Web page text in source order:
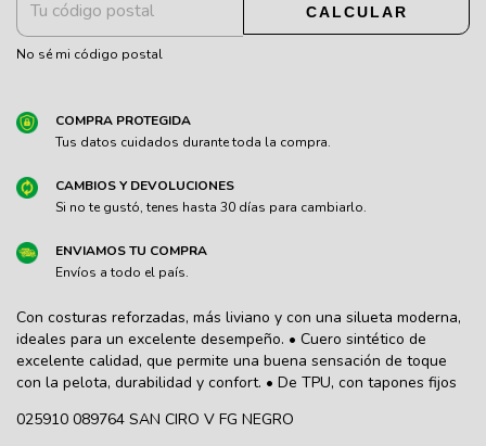
CALCULAR
No sé mi código postal
COMPRA PROTEGIDA
Tus datos cuidados durante toda la compra.
CAMBIOS Y DEVOLUCIONES
Si no te gustó, tenes hasta 30 días para cambiarlo.
ENVIAMOS TU COMPRA
Envíos a todo el país.
Con costuras reforzadas, más liviano y con una silueta moderna,
ideales para un excelente desempeño. • Cuero sintético de
excelente calidad, que permite una buena sensación de toque
con la pelota, durabilidad y confort. • De TPU, con tapones fijos
025910 089764 SAN CIRO V FG NEGRO